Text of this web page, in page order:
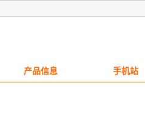
产品信息 手机站